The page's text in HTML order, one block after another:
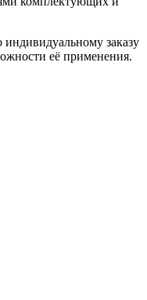
заказу
её применения.